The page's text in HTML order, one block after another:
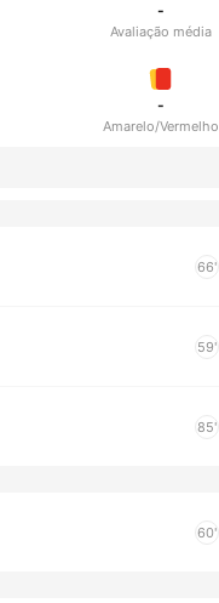
-
Avaliação média
-
Amarelo/Vermelho
66'
59'
85'
60'